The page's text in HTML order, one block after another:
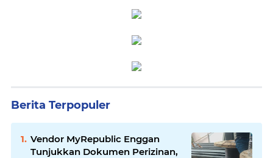
Berita Terpopuler
Vendor MyRepublic Enggan
Tunjukkan Dokumen Perizinan,